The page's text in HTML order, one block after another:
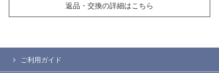
返品・交換の詳細はこちら
ご利用ガイド